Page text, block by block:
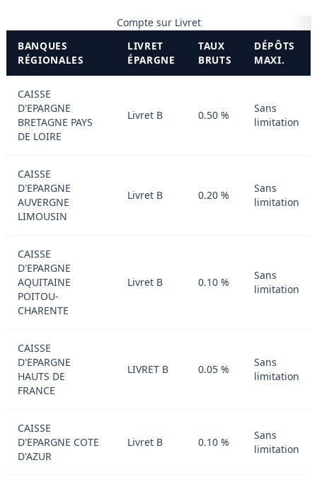
Compte sur Livret
BANQUES
RÉGIONALES
LIVRET
ÉPARGNE
TAUX
BRUTS
DÉPÔTS
MAXI.
CAISSE
D'EPARGNE
BRETAGNE PAYS
DE LOIRE
Livret B 0.50 %
Sans
limitation
CAISSE
D'EPARGNE
AUVERGNE
LIMOUSIN
Livret B 0.20 %
Sans
limitation
CAISSE
D'EPARGNE
AQUITAINE
POITOU-
CHARENTE
Livret B 0.10 %
Sans
limitation
CAISSE
D'EPARGNE
HAUTS DE
FRANCE
LIVRET B 0.05 %
Sans
limitation
CAISSE
D'EPARGNE COTE
D'AZUR
Livret B 0.10 %
Sans
limitation